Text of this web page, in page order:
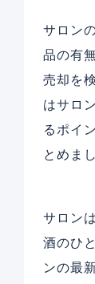
サロン
品の有
売却を
はサロ
るポイ
とめま
サロン
酒のひ
ンの最